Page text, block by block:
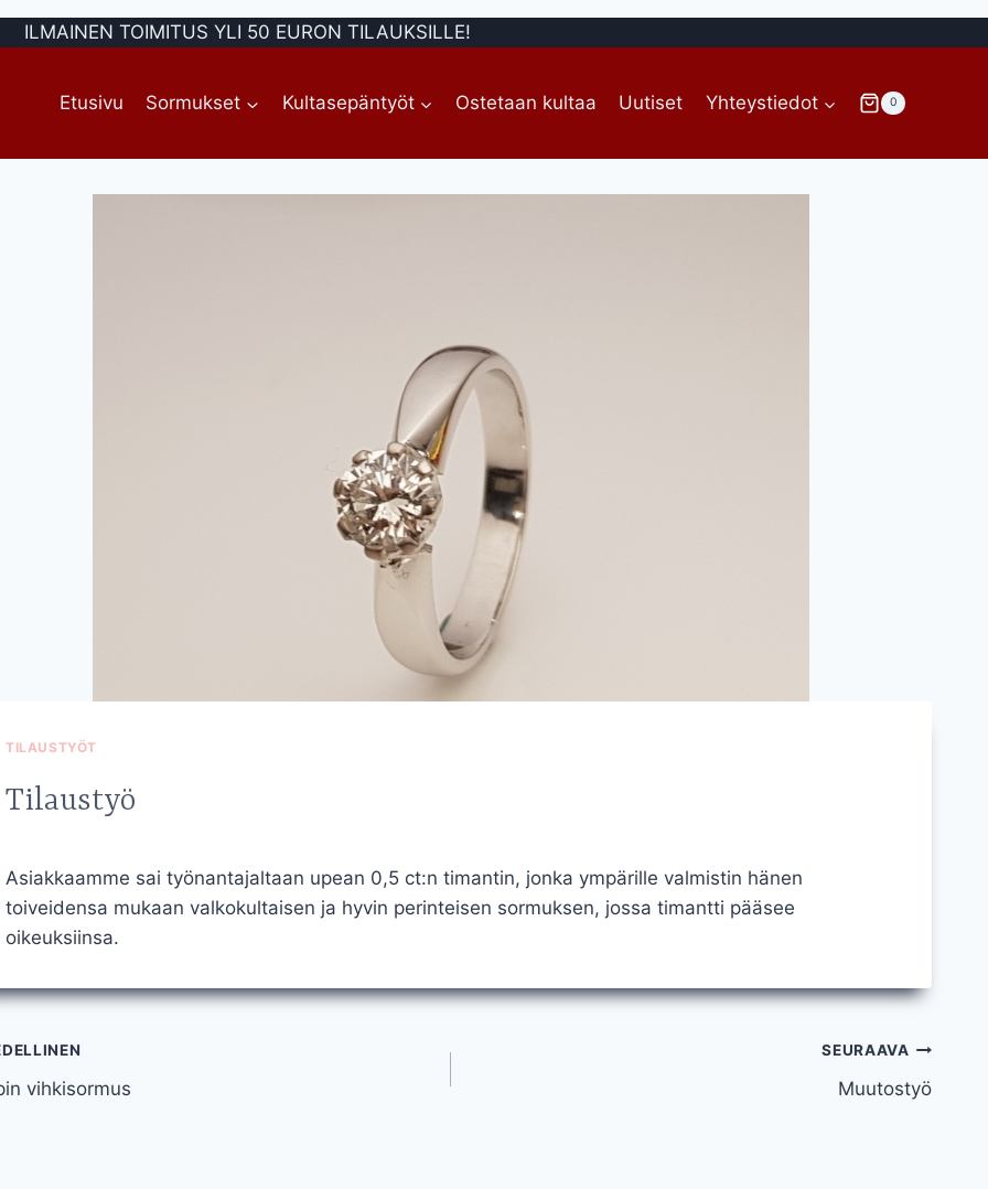
ILMAINEN TOIMITUS YLI 50 EURON TILAUKSILLE!
Etusivu Sormukset Kultasepäntyöt Ostetaan kultaa Uutiset Yhteystiedot 0
TILAUSTYÖT
Tilaustyö
Asiakkaamme sai työnantajaltaan upean 0,5 ct:n timantin, jonka ympärille valmistin hänen
toiveidensa mukaan valkokultaisen ja hyvin perinteisen sormuksen, jossa timantti pääsee
oikeuksiinsa.
vihkisormus
SEURAAVA
Muutostyö